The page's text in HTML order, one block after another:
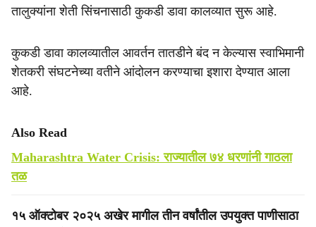
तालुक्यांना शेती सिंचनासाठी कुकडी डावा कालव्यात सुरू आहे.
कुकडी डावा कालव्यातील आवर्तन तातडीने बंद न केल्यास स्वाभिमानी
शेतकरी संघटनेच्या वतीने आंदोलन करण्याचा इशारा देण्यात आला
आहे.
Also Read
Maharashtra Water Crisis: राज्यातील ७४ धरणांनी गाठला
तळ
१५ ऑक्टोबर २०२५ अखेर मागील तीन वर्षांतील उपयुक्त पाणीसाठा